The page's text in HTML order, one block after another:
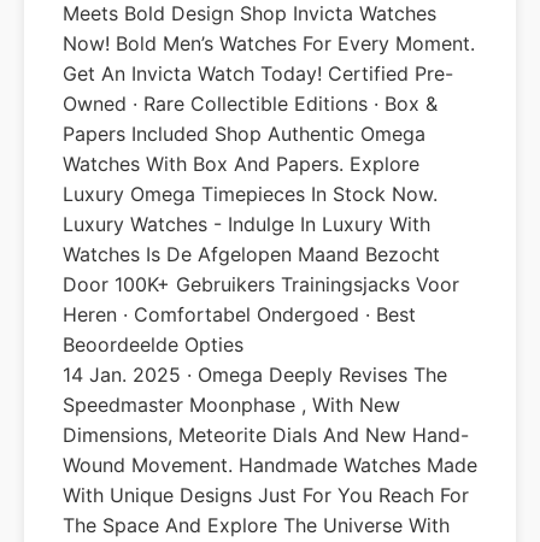
Meets Bold Design Shop Invicta Watches
Now! Bold Men’s Watches For Every Moment.
Get An Invicta Watch Today! Certified Pre-
Owned · Rare Collectible Editions · Box &
Papers Included Shop Authentic Omega
Watches With Box And Papers. Explore
Luxury Omega Timepieces In Stock Now.
Luxury Watches - Indulge In Luxury With
Watches Is De Afgelopen Maand Bezocht
Door 100K+ Gebruikers Trainingsjacks Voor
Heren · Comfortabel Ondergoed · Best
Beoordeelde Opties
14 Jan. 2025 · Omega Deeply Revises The
Speedmaster Moonphase , With New
Dimensions, Meteorite Dials And New Hand-
Wound Movement. Handmade Watches Made
With Unique Designs Just For You Reach For
The Space And Explore The Universe With